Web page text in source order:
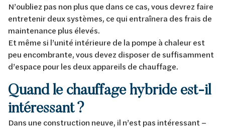
N’oubliez pas non plus que dans ce cas, vous devrez faire
entretenir deux systèmes, ce qui entraînera des frais de
maintenance plus élevés.
Et même si l’unité intérieure de la pompe à chaleur est
peu encombrante, vous devez disposer de suffisamment
d’espace pour les deux appareils de chauffage.
Quand le chauffage hybride est-il
intéressant ?
Dans une construction neuve, il n’est pas intéressant –